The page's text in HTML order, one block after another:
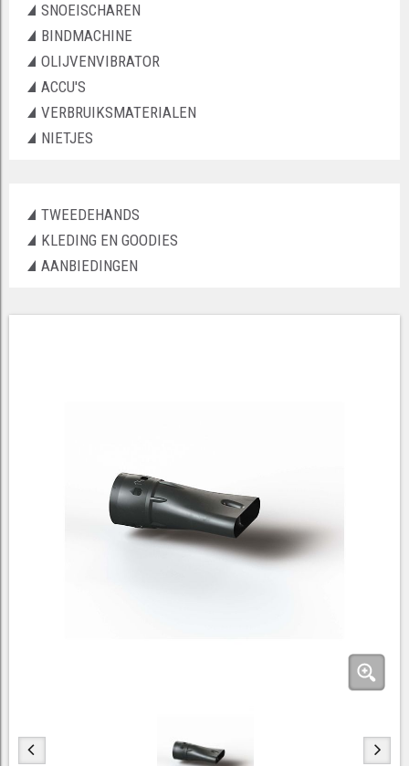
SNOEISCHAREN
BINDMACHINE
OLIJVENVIBRATOR
ACCU'S
VERBRUIKSMATERIALEN
NIETJES
TWEEDEHANDS
KLEDING EN GOODIES
AANBIEDINGEN